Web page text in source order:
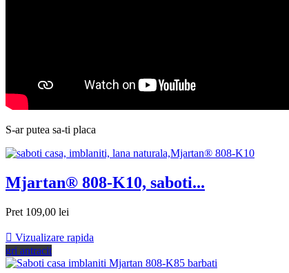
S-ar putea sa-ti placa
Mjartan® 808-K10, saboti...
Pret 109,00 lei
 Vizualizare rapida
gri antracit